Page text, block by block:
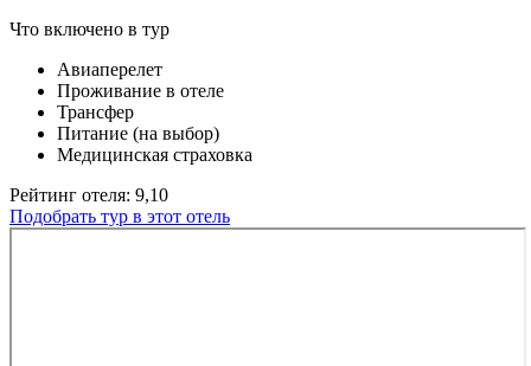
Что включено в тур
Авиаперелет
Проживание в отеле
Трансфер
Питание (на выбор)
Медицинская страховка
Рейтинг отеля: 9,10
Подобрать тур в этот отель